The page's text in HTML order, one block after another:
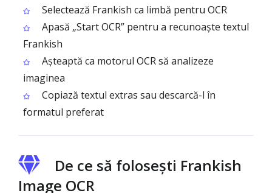
Selectează Frankish ca limbă pentru OCR
Apasă „Start OCR” pentru a recunoaște textul
Frankish
Așteaptă ca motorul OCR să analizeze
imaginea
Copiază textul extras sau descarcă-l în
formatul preferat
De ce să folosești Frankish
Image OCR